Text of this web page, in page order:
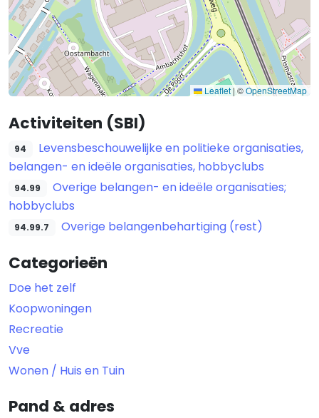
Leaflet|©OpenStreetMap
Activiteiten (SBI)
94
Levensbeschouwelijke en politieke organisaties,
belangen- en ideële organisaties, hobbyclubs
94.99
Overige belangen- en ideële organisaties;
hobbyclubs
94.99.7 Overige belangenbehartiging (rest)
Categorieën
Doe het zelf
Koopwoningen
Recreatie
Vve
Wonen / Huis en Tuin
Pand & adres